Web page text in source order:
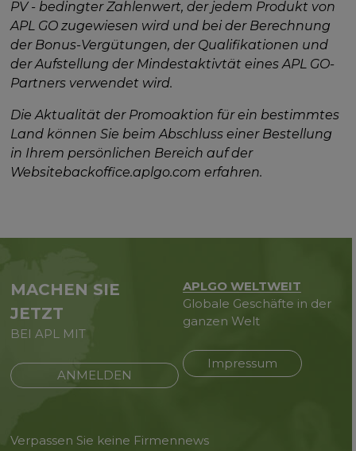
PV - bedingter Zahlenwert, der jedem Produkt von
APL GO zugewiesen wird und bei der Berechnung
der Bonus-Vergütungen, der Qualifikationen und
der Aufstellung der Mindestaktivtät eines APL GO-
Partners verwendet wird.
Die Aktualität der Promoaktion für ein bestimmtes
Land können Sie beim Abschluss einer Bestellung
in Ihrem persönlichen Bereich auf der
Websitebackoffice.aplgo.com erfahren.
MACHEN SIE
JETZT
BEI APL MIT
ANMELDEN
APLGO WELTWEIT
Globale Geschäfte in der
ganzen Welt
Impressum
Verpassen Sie keine Firmennews